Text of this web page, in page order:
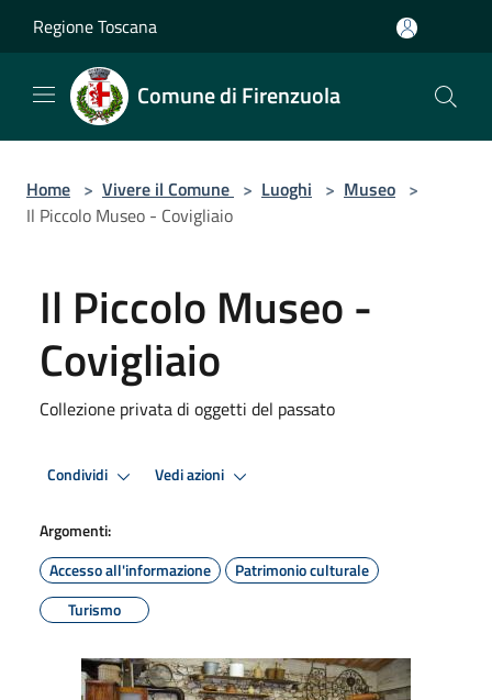
Regione Toscana
Comune di Firenzuola
Home > Vivere il Comune > Luoghi > Museo >
Il Piccolo Museo - Covigliaio
Il Piccolo Museo -
Covigliaio
Collezione privata di oggetti del passato
Condividi Vedi azioni
Argomenti:
Accesso all'informazione
Patrimonio culturale
Turismo